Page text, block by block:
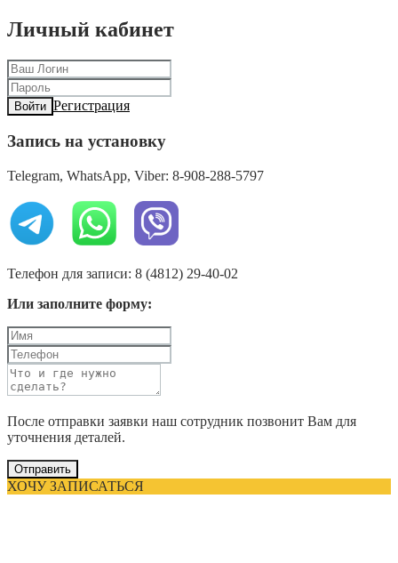
Личный кабинет
Войти Регистрация
Запись на установку
Telegram, WhatsApp, Viber: 8-908-288-5797
Телефон для записи: 8 (4812) 29-40-02
Или заполните форму:
После отправки заявки наш сотрудник позвонит Вам для
уточнения деталей.
Отправить
ХОЧУ ЗАПИСАТЬСЯ